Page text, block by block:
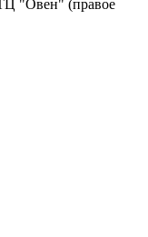
"Овен" (правое